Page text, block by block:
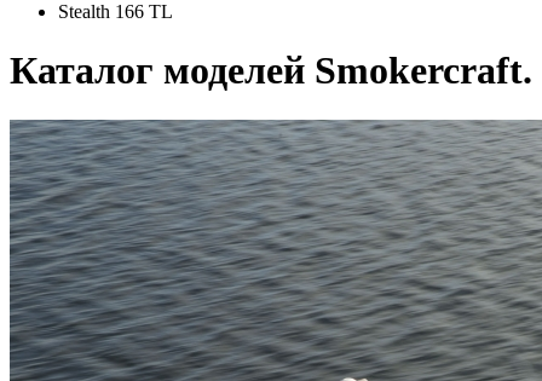
Stealth 166 TL
Каталог моделей Smokercraft.